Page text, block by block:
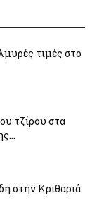
τιμές στο
τζίρου στα
στην Κριθαριά